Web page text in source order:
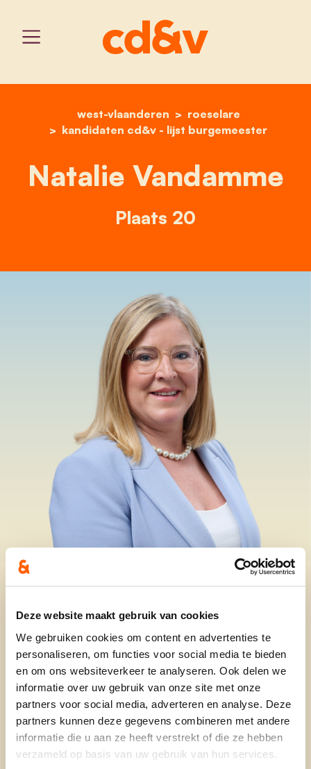
Deze website maakt gebruik van cookies
We gebruiken cookies om content en advertenties te
personaliseren, om functies voor social media te bieden
en om ons websiteverkeer te analyseren. Ook delen we
informatie over uw gebruik van onze site met onze
partners voor social media, adverteren en analyse. Deze
partners kunnen deze gegevens combineren met andere
informatie die u aan ze heeft verstrekt of die ze hebben
verzameld op basis van uw gebruik van hun services.
home
west-vlaanderen
roeselare
kandidaten cd&v - lijst burgemeester
natalie vandamme
Natalie Vandamme
Plaats 20
Wie ben je?
Als teamcoach in de ouderenzorg (WZC De
Waterdam), voormalig zaakvoerder van
kledingzaak Polluche en trotse moeder van 4
kinderen (Julie, Louis, Marie en Leonie) bouw ik
graag verder mee aan een zorgzaam,
ondernemend en bruisend Roeselare waarin